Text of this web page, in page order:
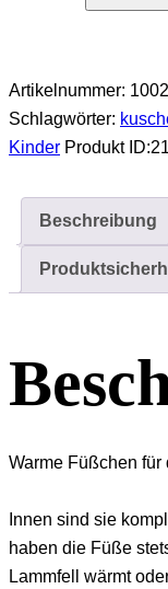
Artikelnummer:
Schlagwörter:
Kinder Produkt ID:
Beschreibung
Warme Füßchen für
Innen sind sie
haben die Füße
Lammfell wärmt